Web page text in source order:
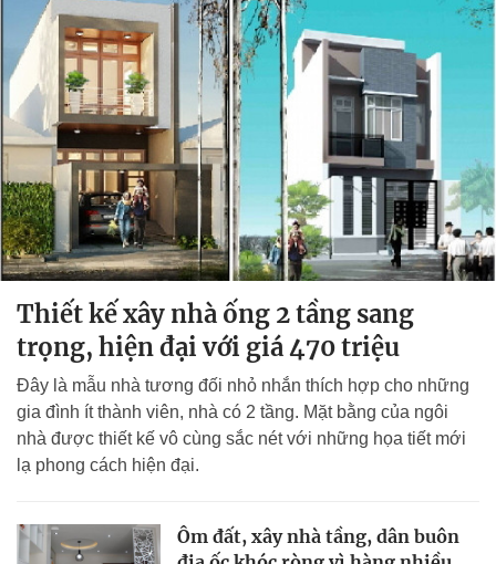
Thiết kế xây nhà ống 2 tầng sang
trọng, hiện đại với giá 470 triệu
Đây là mẫu nhà tương đối nhỏ nhắn thích hợp cho những
gia đình ít thành viên, nhà có 2 tầng. Mặt bằng của ngôi
nhà được thiết kế vô cùng sắc nét với những họa tiết mới
lạ phong cách hiện đại.
Ôm đất, xây nhà tầng, dân buôn